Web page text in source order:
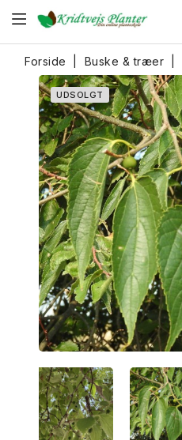
Forside Buske & træer
UDSOLGT